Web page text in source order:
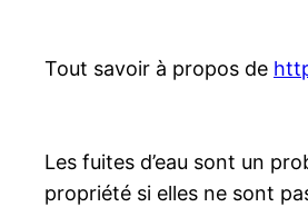
Tout savoir à propos de
Les fuites d’eau sont un
propriété si elles ne sont